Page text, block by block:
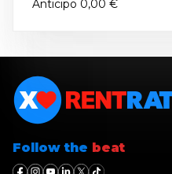
Anticipo 0,00 €
Follow the beat